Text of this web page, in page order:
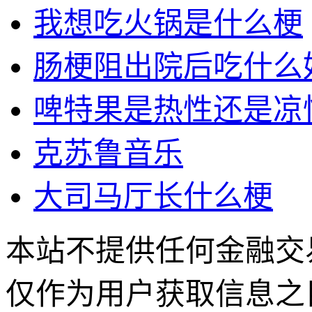
我想吃火锅是什么梗
肠梗阻出院后吃什么
啤特果是热性还是凉
克苏鲁音乐
大司马厅长什么梗
本站不提供任何金融
仅作为用户获取信息